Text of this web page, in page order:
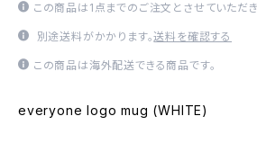
この商品は1点までのご注文とさせていただき
別途送料がかかります。送料を確認する
この商品は海外配送できる商品です。
everyone logo mug (WHITE)